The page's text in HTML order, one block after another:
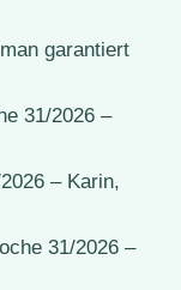
garantiert
31/2026 –
– Karin,
31/2026 –